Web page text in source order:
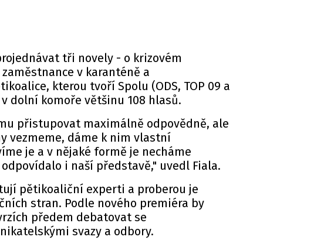
tři novely - o krizovém
v karanténě a
kterou tvoří Spolu (ODS, TOP 09 a
dolní komoře většinu 108 hlasů.
přistupovat maximálně odpovědně, ale
vezmeme, dáme k nim vlastní
je a v nějaké formě je necháme
i naší představě," uvedl Fiala.
pětikoaliční experti a proberou je
stran. Podle nového premiéra by
předem debatovat se
svazy a odbory.